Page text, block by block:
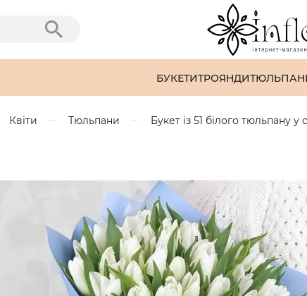
БУКЕТИТРОЯНДИ
Квіти Тюльпани Букет із 51 білого тюльпану у